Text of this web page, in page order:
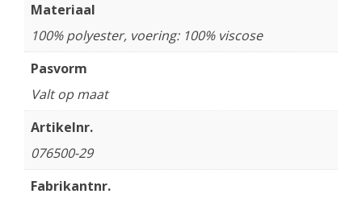
Materiaal
100% polyester, voering: 100% viscose
Pasvorm
Valt op maat
Artikelnr.
076500-29
Fabrikantnr.